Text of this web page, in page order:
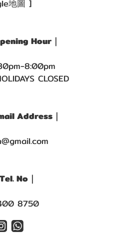
地圖 ]
Hour｜
8:00pm
CLOSED
Address｜
No｜
8750